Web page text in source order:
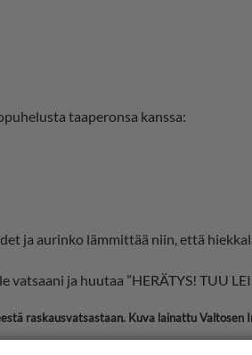
taaperonsa kanssa:
ja aurinko lämmittää niin, että
vatsaani ja huutaa ”HERÄTYS! TUU
raskausvatsastaan. Kuva lainattu Valtosen